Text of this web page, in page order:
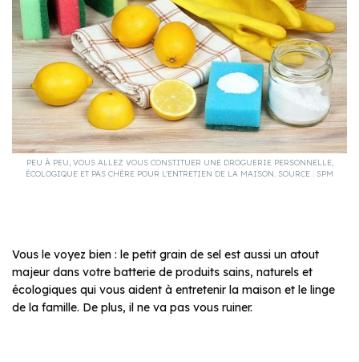
PEU À PEU, VOUS ALLEZ VOUS CONSTITUER UNE DROGUERIE PERSONNELLE,
ÉCOLOGIQUE ET PAS CHÈRE POUR L’ENTRETIEN DE LA MAISON. SOURCE : SPM
Vous le voyez bien : le petit grain de sel est aussi un atout
majeur dans votre batterie de produits sains, naturels et
écologiques qui vous aident à entretenir la maison et le linge
de la famille. De plus, il ne va pas vous ruiner.